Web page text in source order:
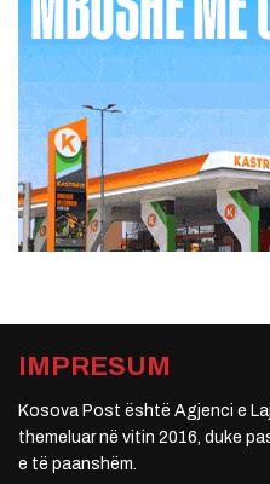
IMPRESUM
Kosova Post është Agjenci e
themeluar në vitin 2016, duke
e të paanshëm.